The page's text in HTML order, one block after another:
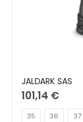
JALDARK SAS
101,14 €
35 36 37